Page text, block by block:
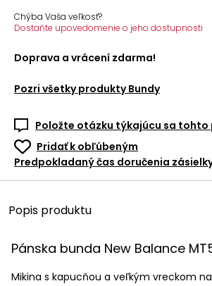
Chýba Vaša veľkosť?
Dostaňte upovedomenie o jeho dostupnosti
Doprava a vrácení zdarma!
Pozri všetky produkty Bundy
Položte otázku týkajúcu sa tohto
Pridať k obľúbeným
Predpokladaný čas doručenia
Popis produktu
Pánska bunda New Balance
Mikina s kapucňou a veľkým vreckom